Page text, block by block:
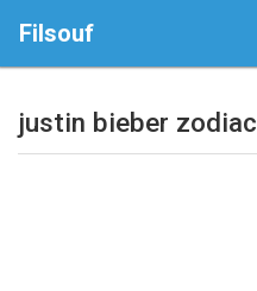
Filsouf
justin bieber zodiac